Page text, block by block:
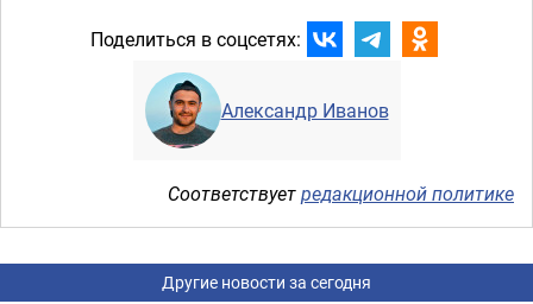
Поделиться в соцсетях:
Александр Иванов
Соответствуетредакционной политике
Другие новости за сегодня